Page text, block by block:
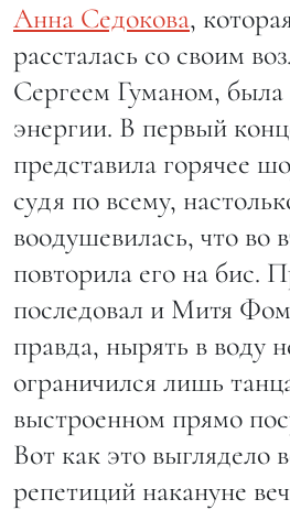
Анна Седокова,
рассталась со своим
Сергеем Гуманом,
энергии. В первый
представила горячее
судя по всему,
воодушевилась, что во
повторила его на бис.
последовал и Митя
правда, нырять в воду
ограничился лишь
выстроенном прямо
Вот как это выглядело
репетиций накануне